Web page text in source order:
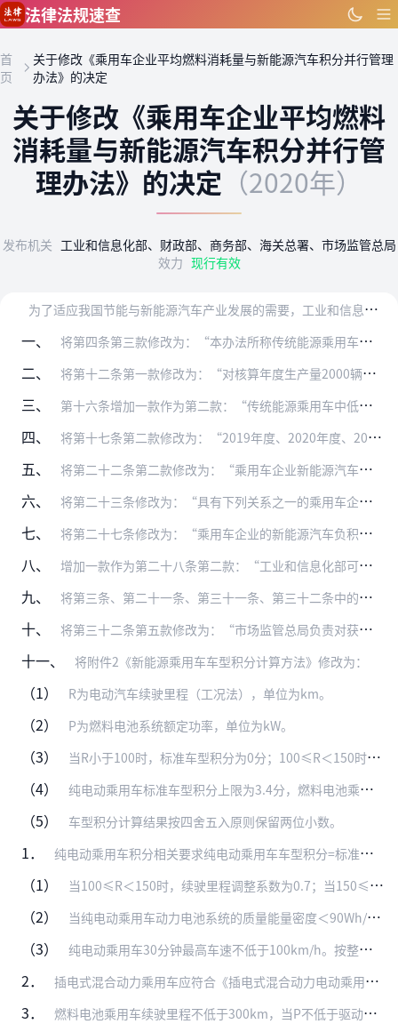
跳到主要内容
法律法规速查
首
页
关于修改《乘用车企业平均燃料消耗量与新能源汽车积分并行管理
办法》的决定
关于修改《乘用车企业平均燃料
消耗量与新能源汽车积分并行管
理办法》的决定 （2020年）
发布机关 工业和信息化部、财政部、商务部、海关总署、市场监管总局
效力 现行有效
为
了适应我国节能与新能源汽车产业发展的需要，工业和信息化部等有关部门决定对《乘用车企业平均燃料消耗量与新能源汽车积分并行管理办法》作如下修改：
一、
将第四条第三款修改为：“本办法所称传统能源乘用车，是指除新能源乘用车以外的，能够燃用汽油、柴油、气体燃料或者醇醚燃料等的乘用车（含非插电式混合动力乘用车）。”
二、 将第十二条第一款修改为：“对核算年度生产量2000辆以下并且生产、研发和运营保持独立的境内乘用车生产企业，进口量2000辆以下的获境外乘用车生产企业授权的进口乘…
三、 第十六条增加一款作为第二款：“传统能源乘用车中低油耗乘用车的生产量或者进口量按照以下规定计算：
四、 将第十七条第二款修改为：“2019年度、2020年度、2021年度、2022年度、2023年度的新能源汽车积分比例要求分别为10%、12%、14%、16%、18…
五、 将第二十二条第二款修改为：“乘用车企业新能源汽车正积分可以依据本办法自由交易，并按照下列规定结转，结转有效期不超过三年：
六、 将第二十三条修改为：“具有下列关系之一的乘用车企业，属于本办法第二十二条第一款规定的关联企业：
七、 将第二十七条修改为：“乘用车企业的新能源汽车负积分，应当通过新能源汽车正积分抵偿归零。”
八、 增加一款作为第二十八条第二款：“工业和信息化部可以根据汽车行业发展情况，决定乘用车企业使用2021年度产生的新能源汽车正积分对2020年度产生的新能源汽车负积分…
九、 将第三条、第二十一条、第三十一条、第三十二条中的“质检总局”修改为“市场监管总局”。
十、 将第三十二条第五款修改为：“市场监管总局负责对获得强制性产品认证的进口新能源乘用车参数、进口乘用车燃料消耗量等进行核查。”
十一、 将附件2《新能源乘用车车型积分计算方法》修改为：
（1） R为电动汽车续驶里程（工况法），单位为km。
（2） P为燃料电池系统额定功率，单位为kW。
（3） 当R小于100时，标准车型积分为0分；100≤R＜150时，标准车型积分为1分。
（4） 纯电动乘用车标准车型积分上限为3.4分，燃料电池乘用车标准车型积分上限为6分。
（5） 车型积分计算结果按四舍五入原则保留两位小数。
1． 纯电动乘用车积分相关要求纯电动乘用车车型积分=标准车型积分×续驶里程调整系数×能量密度调整系数×电耗调整系数。
（1） 当100≤R＜150时，续驶里程调整系数为0.7；当150≤R＜200时，续驶里程调整系数为0.8；当200≤R＜300时，续驶里程调整系数为0.9；当300≤…
（2） 当纯电动乘用车动力电池系统的质量能量密度＜90Wh/kg时，能量密度调整系数为0；当90Wh/kg≤质量能量密度＜105Wh/kg时，能量密度调整系数为0.8，…
（3） 纯电动乘用车30分钟最高车速不低于100km/h。按整备质量（m，kg）不同，设定纯电动乘用车电能消耗量目标值（Y）。车型电能消耗量（kW·h/100km，工况…
2． 插电式混合动力乘用车应符合《插电式混合动力电动乘用车技术条件》（GB/T32694）要求。车型电量保持模式试验的燃料消耗量（不含电能转化的燃料消耗量）与《乘用车…
3． 燃料电池乘用车续驶里程不低于300km，当P不低于驱动电机额定功率的30%且不小于10kW时，车型积分按照标准车型积分的1倍计算；其余车型积分按照标准车型积分的…